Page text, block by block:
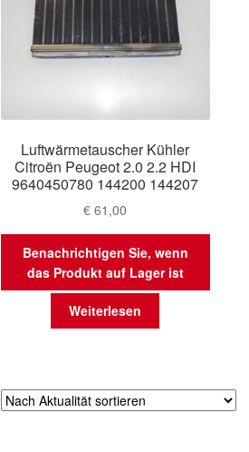
Luftwärmetauscher Kühler
Citroën Peugeot 2.0 2.2 HDI
9640450780 144200 144207
€ 61,00
Benachrichtigen Sie, wenn
das Produkt auf Lager ist
Weiterlesen